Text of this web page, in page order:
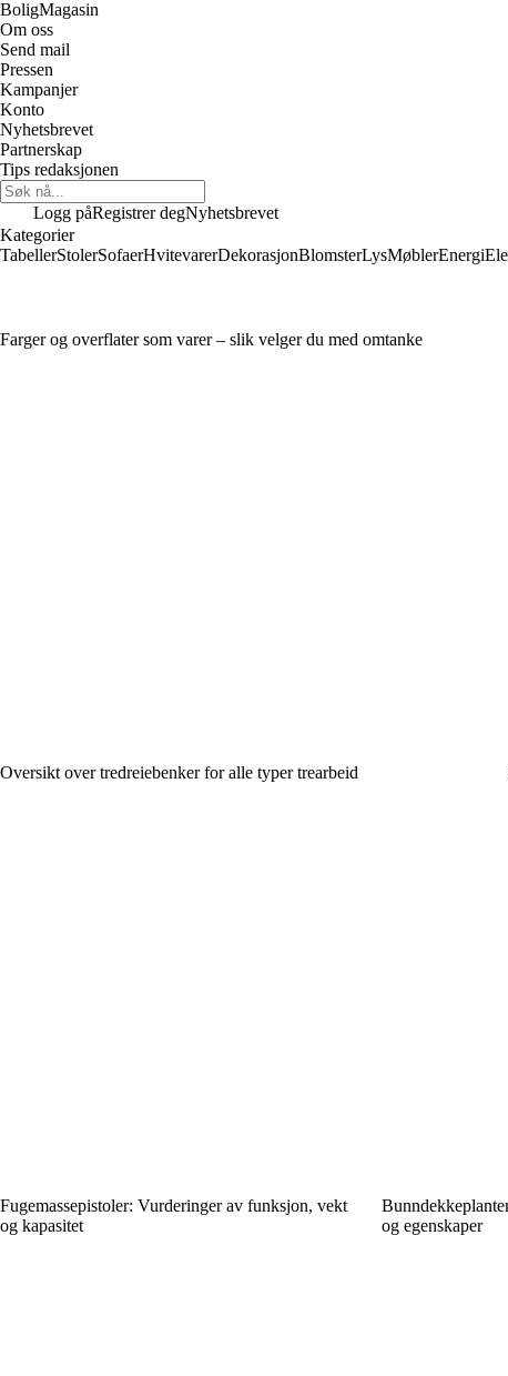
BoligMagasin
Om oss
Send mail
Pressen
Kampanjer
Konto
Nyhetsbrevet
Partnerskap
Tips redaksjonen
Logg påRegistrer degNyhetsbrevet
Kategorier
TabellerStolerSofaerHvitevarerDekorasjonBlomsterLysMøblerEnergi
Farger og overflater som varer – slik velger du med omtanke
Oversikt over tredreiebenker for alle typer trearbeid
Fugemassepistoler: Vurderinger av funksjon, vekt
og kapasitet
og egenskaper